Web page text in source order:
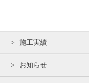
施工実績
お知らせ